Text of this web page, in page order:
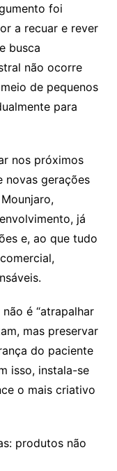
foi
a recuar e rever
busca
não ocorre
de pequenos
para
nos próximos
novas gerações
já
e, ao que tudo
é “atrapalhar
mas preservar
do paciente
isso, instala-se
o mais criativo
produtos não